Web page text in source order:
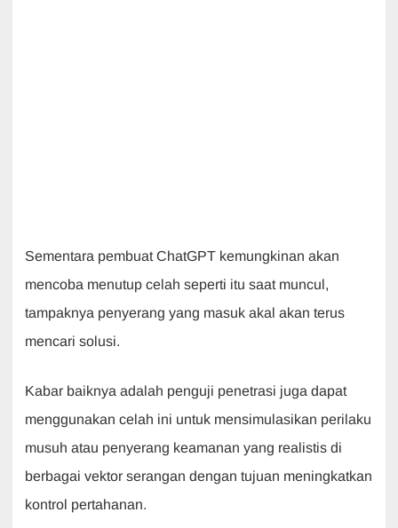
Sementara pembuat ChatGPT kemungkinan akan
mencoba menutup celah seperti itu saat muncul,
tampaknya penyerang yang masuk akal akan terus
mencari solusi.
Kabar baiknya adalah penguji penetrasi juga dapat
menggunakan celah ini untuk mensimulasikan perilaku
musuh atau penyerang keamanan yang realistis di
berbagai vektor serangan dengan tujuan meningkatkan
kontrol pertahanan.